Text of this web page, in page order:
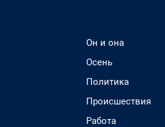
Он и она
Осень
Политика
Происшествия
Работа